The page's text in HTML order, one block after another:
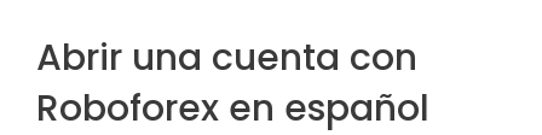
Abrir una cuenta con
Roboforex en español